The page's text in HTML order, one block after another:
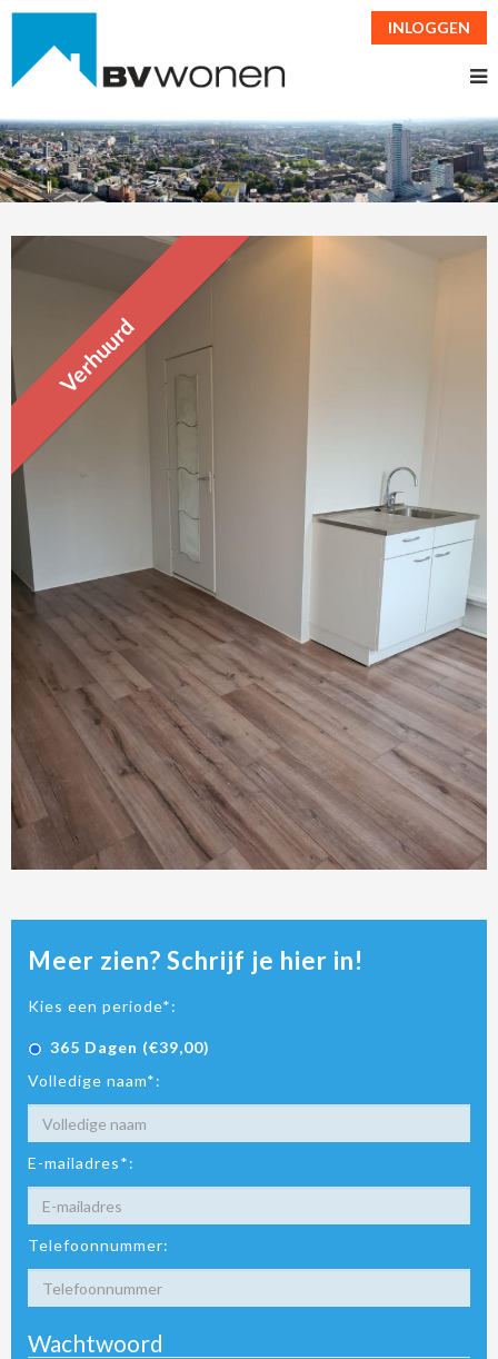
INLOGGEN
Verhuurd
Meer zien? Schrijf je hier in!
Kies een periode*:
365 Dagen (€39,00)
Volledige naam*:
E-mailadres*:
Telefoonnummer:
Wachtwoord